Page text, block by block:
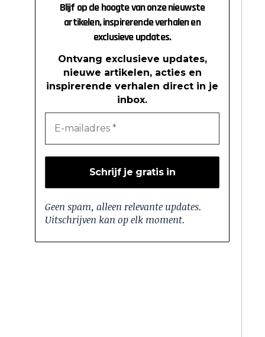
Blijf op de hoogte van onze nieuwste
artikelen, inspirerende verhalen en
exclusieve updates.
Ontvang exclusieve updates,
nieuwe artikelen, acties en
inspirerende verhalen direct in je
inbox.
Geen spam, alleen relevante updates.
Uitschrijven kan op elk moment.